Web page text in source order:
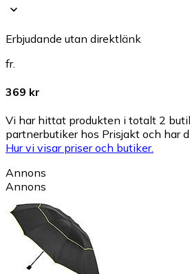
Erbjudande utan direktlänk
fr.
369 kr
Vi har hittat produkten i totalt 2
partnerbutiker hos Prisjakt och har
Hur vi visar priser och butiker.
Annons
Annons